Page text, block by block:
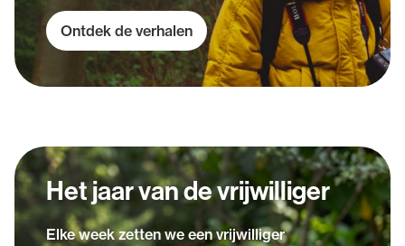
Ontdek de verhalen
Het jaar van de vrijwilliger
Elke week zetten we een vrijwilliger